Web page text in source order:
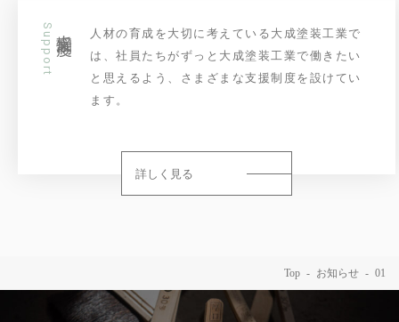
Support
人材の育成を大切に考えている大成塗装工業で
は、社員たちがずっと大成塗装工業で働きたい
と思えるよう、さまざまな支援制度を設けてい
ます。
詳しく見る
Top お知らせ 01